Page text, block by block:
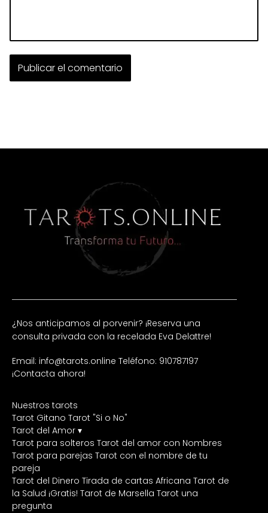
¿Nos anticipamos al porvenir? ¡Reserva una
consulta privada con la recelada Eva Delattre!
Email: info@tarots.online Teléfono: 910787197
¡Contacta ahora!
Nuestros tarots
Tarot Gitano Tarot "Si o No"
Tarot del Amor ▾
Tarot para solteros Tarot del amor con Nombres
Tarot para parejas Tarot con el nombre de tu
pareja
Tarot del Dinero Tirada de cartas Africana Tarot de
la Salud ¡Gratis! Tarot de Marsella Tarot una
pregunta